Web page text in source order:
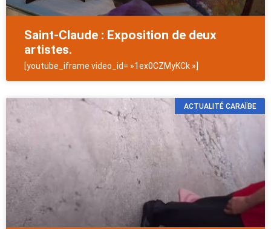
Saint-Claude : Exposition de deux
artistes.
[youtube_iframe video_id= »1ex0CZMyKCk »]
ACTUALITÉ CARAÏBE